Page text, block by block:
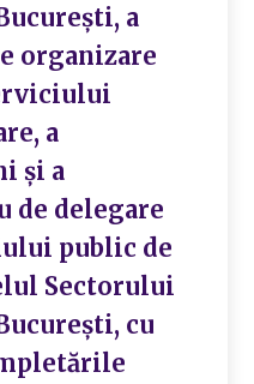
a
organizare
a
și a
de delegare
public de
Sectorului
cu